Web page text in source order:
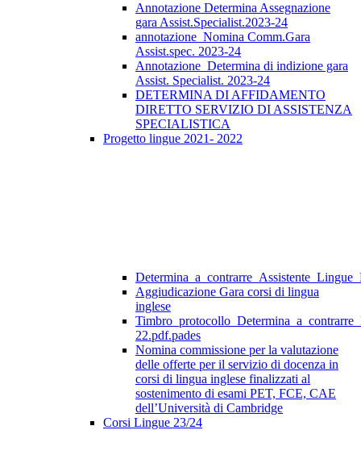
Annotazione Determina Assegnazione
gara Assist.Specialist.2023-24
annotazione_Nomina Comm.Gara
Assist.spec. 2023-24
Annotazione_Determina di indizione gara
Assist. Specialist. 2023-24
DETERMINA DI AFFIDAMENTO
DIRETTO SERVIZIO DI ASSISTENZA
SPECIALISTICA
Progetto lingue 2021- 2022
Aggiudicazione Gara corsi di lingua
inglese
22.pdf.pades
Nomina commissione per la valutazione
delle offerte per il servizio di docenza in
corsi di lingua inglese finalizzati al
sostenimento di esami PET, FCE, CAE
dell’Università di Cambridge
Corsi Lingue 23/24